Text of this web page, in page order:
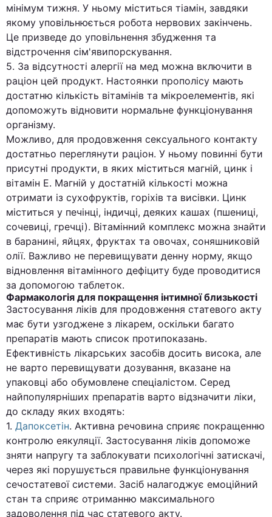
мінімум тижня. У ньому міститься тіамін, завдяки
якому уповільнюється робота нервових закінчень.
Це призведе до уповільнення збудження та
відстрочення сім'явипорскування.
5. За відсутності алергії на мед можна включити в
раціон цей продукт. Настоянки прополісу мають
достатню кількість вітамінів та мікроелементів, які
допоможуть відновити нормальне функціонування
організму.
Можливо, для продовження сексуального контакту
достатньо переглянути раціон. У ньому повинні бути
присутні продукти, в яких міститься магній, цинк і
вітамін Е. Магній у достатній кількості можна
отримати із сухофруктів, горіхів та висівки. Цинк
міститься у печінці, індичці, деяких кашах (пшениці,
сочевиці, гречці). Вітамінний комплекс можна знайти
в баранині, яйцях, фруктах та овочах, соняшниковій
олії. Важливо не перевищувати денну норму, якщо
відновлення вітамінного дефіциту буде проводитися
за допомогою таблеток.
Фармакологія для покращення інтимної близькості
Застосування ліків для продовження статевого акту
має бути узгоджене з лікарем, оскільки багато
препаратів мають список протипоказань.
Ефективність лікарських засобів досить висока, але
не варто перевищувати дозування, вказане на
упаковці або обумовлене спеціалістом. Серед
найпопулярніших препаратів варто відзначити ліки,
до складу яких входять:
1. Дапоксетін. Активна речовина сприяє покращенню
контролю еякуляції. Застосування ліків допоможе
зняти напругу та заблокувати психологічні затискачі,
через які порушується правильне функціонування
сечостатевої системи. Засіб налагоджує емоційний
стан та сприяє отриманню максимального
задоволення під час статевого акту.